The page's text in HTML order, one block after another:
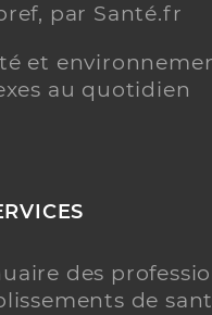
par Santé.fr
et
au quotidien
des
de